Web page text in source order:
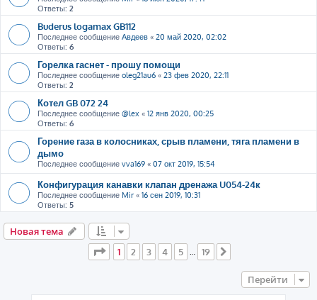
Ответы: 2
Buderus logamax GB112
Последнее сообщение Авдеев « 20 май 2020, 02:02
Ответы: 6
Горелка гаснет - прошу помощи
Последнее сообщение oleg21au6 « 23 фев 2020, 22:11
Ответы: 2
Котел GB 072 24
Последнее сообщение @lex « 12 янв 2020, 00:25
Ответы: 6
Горение газа в колосниках, срыв пламени, тяга пламени в
дымо
Последнее сообщение vva169 « 07 окт 2019, 15:54
Конфигурация канавки клапан дренажа U054-24к
Последнее сообщение Mir « 16 сен 2019, 10:31
Ответы: 5
Новая тема
Страница
из 19
1 2 3 4 5 … 19
Перейти